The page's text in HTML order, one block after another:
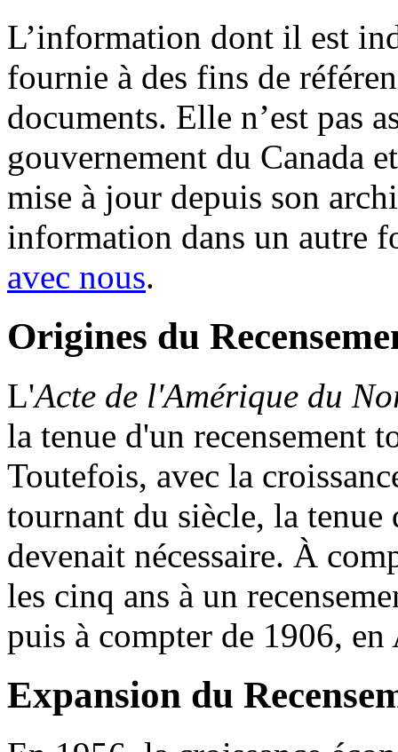
L’information dont il est
fournie à des fins de
documents. Elle n’est pas
gouvernement du Canada
mise à jour depuis son
information dans un autre
avec nous.
Origines du
L'Acte de l'Amérique du
la tenue d'un recensement
Toutefois, avec la
tournant du siècle, la tenue
devenait nécessaire. À
les cinq ans à un
puis à compter de 1906,
Expansion du